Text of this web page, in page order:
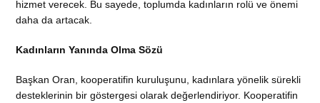
hizmet verecek. Bu sayede, toplumda kadınların rolü ve önemi
daha da artacak.
Kadınların Yanında Olma Sözü
Başkan Oran, kooperatifin kuruluşunu, kadınlara yönelik sürekli
desteklerinin bir göstergesi olarak değerlendiriyor. Kooperatifin